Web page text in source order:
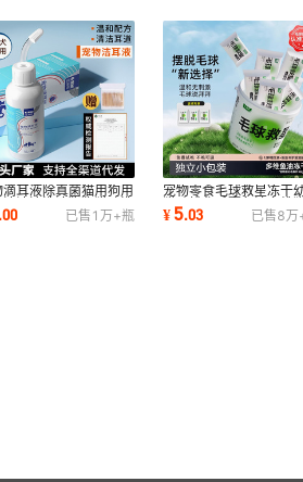
滴耳液除真菌猫用狗用
清洁清洗液狗狗猫咪洗
物用品
00 已售 1万+瓶
宠物零食毛球救星冻干
猫助排化毛膏鱼油多维
营养猫狗零食
¥5.03 已售8万